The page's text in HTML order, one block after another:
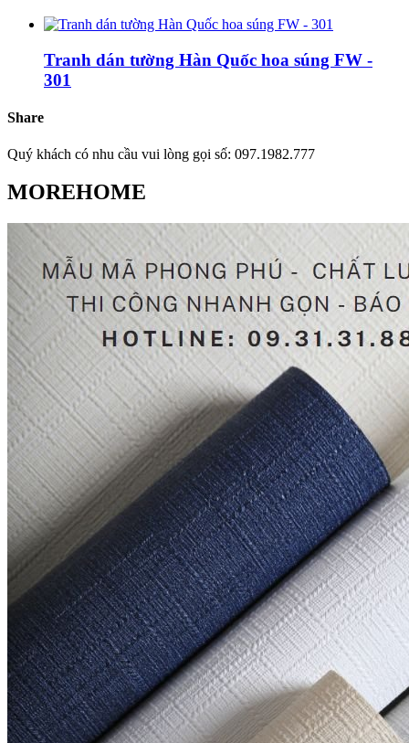
Tranh dán tường Hàn Quốc hoa súng FW -
301
Share
Quý khách có nhu cầu vui lòng gọi số: 097.1982.777
MOREHOME